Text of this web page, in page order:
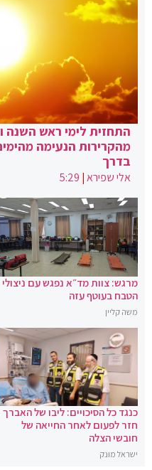
התחזית לימי ראש
מהקרירות הנעימה
בדרך
אלי שפירא|
5:29
מרגש: צוות מד״א נפגש עם ניצולי
הטבח בעוטף עזה
משה קליין
כנגד כל הסיכויים: ליבו של האברך
חזר לפעום לאחר החייאה של
חובשי הצלה
ישראל מונק